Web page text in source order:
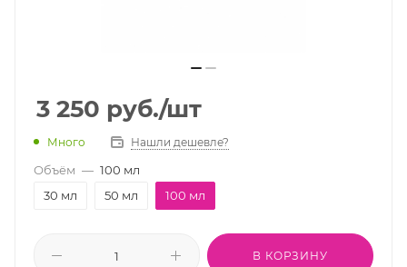
3 250 руб./шт
Много Нашли дешевле?
Объём — 100 мл
30 мл
50 мл 100 мл
В КОРЗИНУ